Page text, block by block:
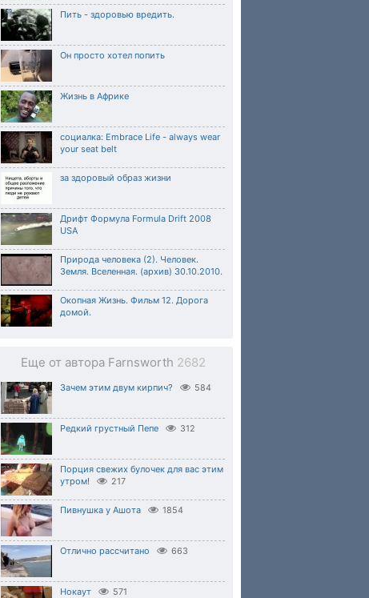
Пить - здоровью вредить.
Он просто хотел попить
Жизнь в Африке
социалка: Embrace Life - always wear
your seat belt
за здоровый образ жизни
Дрифт Формула Formula Drift 2008
USA
Природа человека (2). Человек.
Земля. Вселенная. (архив) 30.10.2010.
Окопная Жизнь. Фильм 12. Дорога
домой.
Еще от автора Farnsworth 2682
Зачем этим двум кирпич? 584
Редкий грустный Пепе 312
Порция свежих булочек для вас этим
утром!
217
Пивнушка у Ашота 1854
Отлично рассчитано 663
Нокаут 571